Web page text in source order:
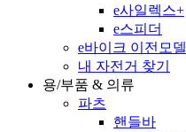
e사일렉스+
e스피더
e바이크 이전모델
내 자전거 찾기
용/부품 & 의류
파츠
핸들바